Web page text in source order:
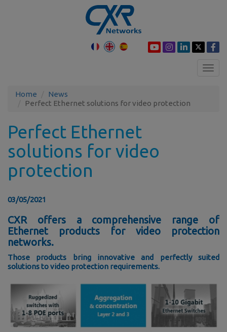
Home
News
Perfect Ethernet solutions for video protection
Perfect Ethernet
solutions for video
protection
03/05/2021
CXR offers a comprehensive range of
Ethernet products for video protection
networks.
Those products bring innovative and perfectly suited
solutions to video protection requirements.